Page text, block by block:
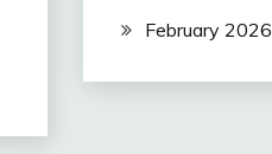
February 2026